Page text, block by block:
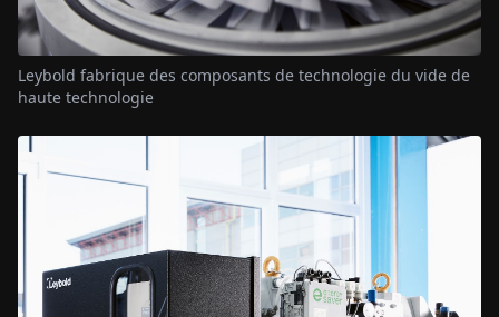
Leybold fabrique des composants de technologie du vide de
haute technologie